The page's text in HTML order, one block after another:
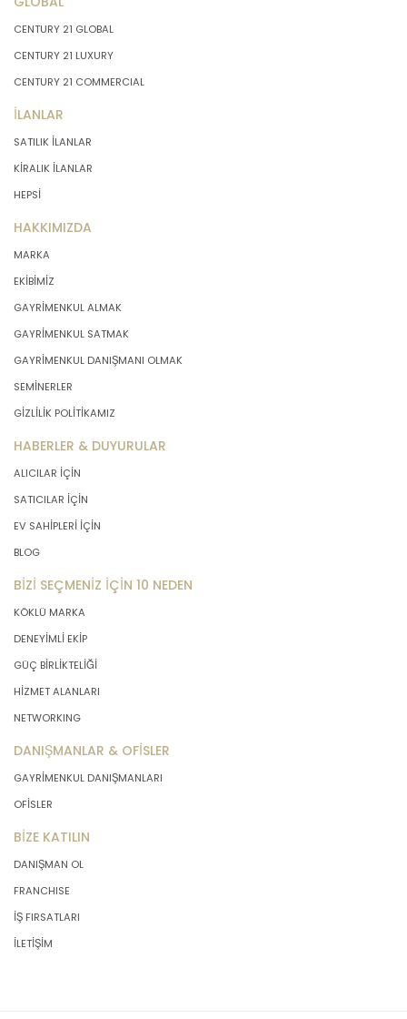
CENTURY 21 GLOBAL
CENTURY 21 LUXURY
CENTURY 21 COMMERCIAL
İLANLAR
SATILIK İLANLAR
KİRALIK İLANLAR
HEPSİ
HAKKIMIZDA
MARKA
EKİBİMİZ
GAYRİMENKUL ALMAK
GAYRİMENKUL SATMAK
GAYRİMENKUL DANIŞMANI OLMAK
SEMİNERLER
GİZLİLİK POLİTİKAMIZ
HABERLER & DUYURULAR
ALICILAR İÇİN
SATICILAR İÇİN
EV SAHİPLERİ İÇİN
BLOG
BİZİ SEÇMENİZ İÇİN 10 NEDEN
KÖKLÜ MARKA
DENEYİMLİ EKİP
GÜÇ BİRLİKTELİĞİ
HİZMET ALANLARI
NETWORKING
DANIŞMANLAR & OFİSLER
GAYRİMENKUL DANIŞMANLARI
OFİSLER
BİZE KATILIN
DANIŞMAN OL
FRANCHISE
İŞ FIRSATLARI
İLETİŞİM